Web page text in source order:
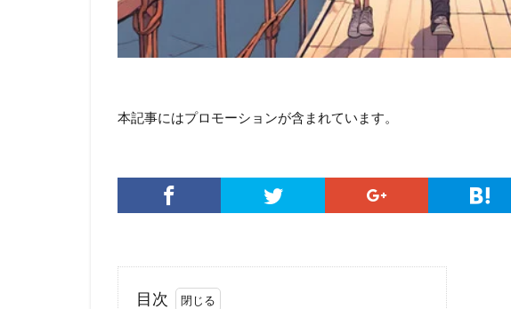
本記事にはプロモーションが含まれています。
目次